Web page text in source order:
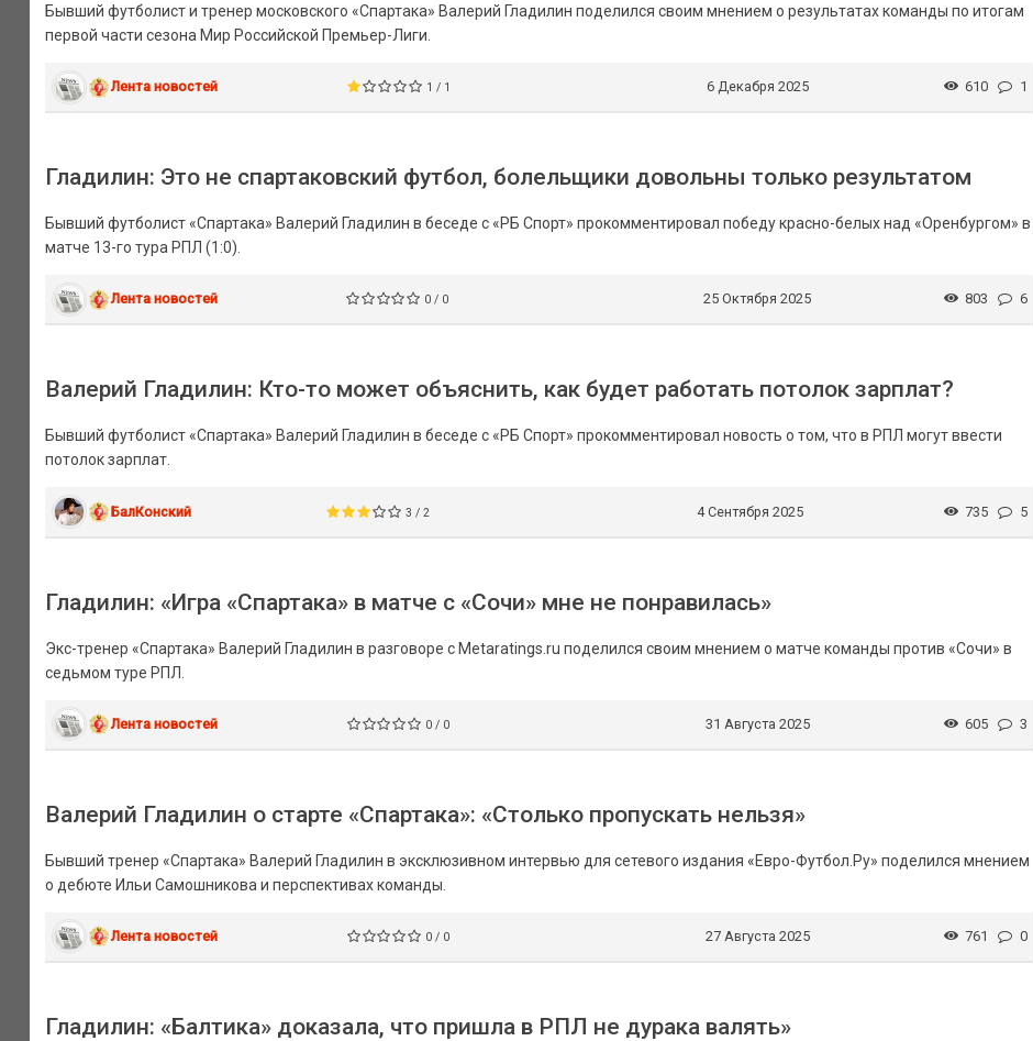
Бывший футболист и тренер московского «Спартака» Валерий Гладилин поделился своим мнением о результатах команды по итогам
первой части сезона Мир Российской Премьер-Лиги.
Лента новостей 1 / 1 6 Декабря 2025 610 1
Гладилин: Это не спартаковский футбол, болельщики довольны только результатом
Бывший футболист «Спартака» Валерий Гладилин в беседе с «РБ Спорт» прокомментировал победу красно-белых над «Оренбургом» в
матче 13-го тура РПЛ (1:0).
Лента новостей 0 / 0 25 Октября 2025 803 6
Валерий Гладилин: Кто-то может объяснить, как будет работать потолок зарплат?
Бывший футболист «Спартака» Валерий Гладилин в беседе с «РБ Спорт» прокомментировал новость о том, что в РПЛ могут ввести
потолок зарплат.
БалКонский 3 / 2 4 Сентября 2025 735 5
Гладилин: «Игра «Спартака» в матче с «Сочи» мне не понравилась»
Экс-тренер «Спартака» Валерий Гладилин в разговоре с Metaratings.ru поделился своим мнением о матче команды против «Сочи» в
седьмом туре РПЛ.
Лента новостей 0 / 0 31 Августа 2025 605 3
Валерий Гладилин о старте «Спартака»: «Столько пропускать нельзя»
Бывший тренер «Спартака» Валерий Гладилин в эксклюзивном интервью для сетевого издания «Евро-Футбол.Ру» поделился мнением
о дебюте Ильи Самошникова и перспективах команды.
Лента новостей 0 / 0 27 Августа 2025 761 0
Гладилин: «Балтика» доказала, что пришла в РПЛ не дурака валять»